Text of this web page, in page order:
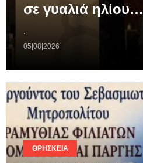
σε γυαλιά ηλίου…
.
05|08|2026
ΘΡΗΣΚΕΊΑ